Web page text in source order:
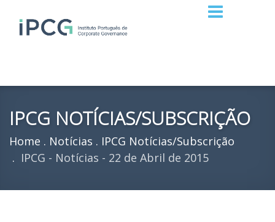
IPCG NOTÍCIAS/SUBSCRIÇÃO
Home Notícias
IPCG Notícias/Subscrição
IPCG - Notícias - 22 de Abril de 2015